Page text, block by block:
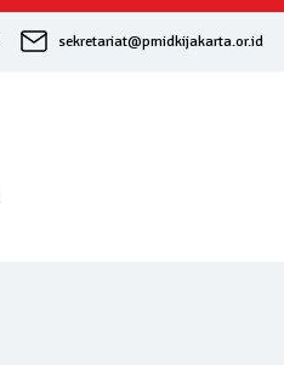
sekretariat@pmidkijakarta.or.id